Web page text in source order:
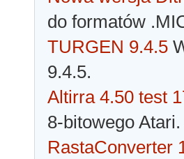
do formatów
TURGEN 9.4.5
9.4.5.
Altirra 4.50 test
8-bitowego Atari.
RastaConverter